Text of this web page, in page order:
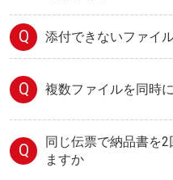
Q 添付できないファイ
Q 複数ファイルを同時
Q
同じ伝票で納品書を
ますか